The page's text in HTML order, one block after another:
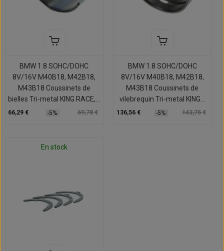
BMW 1.8 SOHC/DOHC
8V/16V M40B18, M42B18,
M43B18 Coussinets de
bielles Tri-metal KING RACE,...
66,29 € -5% 69,78 €
BMW 1.8 SOHC/DOHC
8V/16V M40B18, M42B18,
M43B18 Coussinets de
vilebrequin Tri-metal KING...
136,56 € -5% 143,75 €
En stock